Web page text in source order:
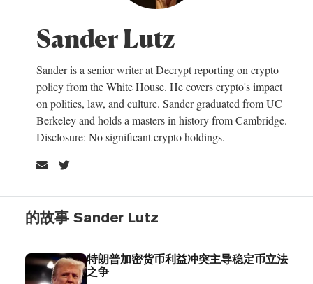
Sander Lutz
Sander is a senior writer at Decrypt reporting on crypto
policy from the White House. He covers crypto's impact
on politics, law, and culture. Sander graduated from UC
Berkeley and holds a masters in history from Cambridge.
Disclosure: No significant crypto holdings.
的故事 Sander Lutz
特朗普加密货币利益冲突主导稳定币立法
之争